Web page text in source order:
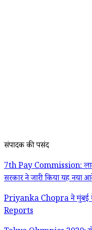
संपादक की पसंद
7th Pay Commission:
सरकार ने जारी किया यह नया
Priyanka Chopra ने मुंबई में
Reports